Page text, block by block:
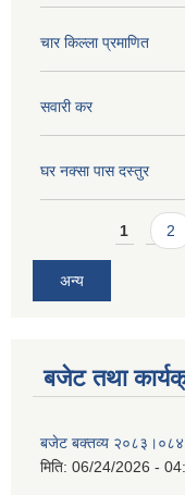
चार किल्ला प्रमाणित
सवारी कर
घर नक्सा पास दस्तुर
Pages1 2
अन्य
बजेट तथा
बजेट बक्तव्य २०८३।०८४
मिति: 06/24/2026 -